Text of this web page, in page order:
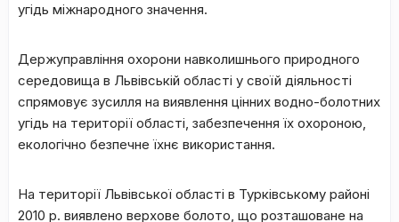
угідь міжнародного значення.
Держуправління охорони навколишнього природного
середовища в Львівській області у своїй діяльності
спрямовує зусилля на виявлення цінних водно-болотних
угідь на території області, забезпечення їх охороною,
екологічно безпечне їхнє використання.
На території Львівської області в Турківському районі
2010 р. виявлено верхове болото, що розташоване на